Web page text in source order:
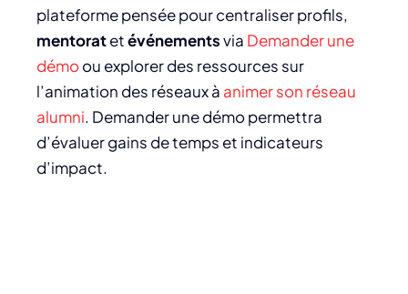
plateforme pensée pour centraliser profils,
mentoratetévénementsvia Demander une
démoou explorer des ressources sur
l’animation des réseaux à animer son réseau
alumni. Demander une démo permettra
d’évaluer gains de temps et indicateurs
d’impact.